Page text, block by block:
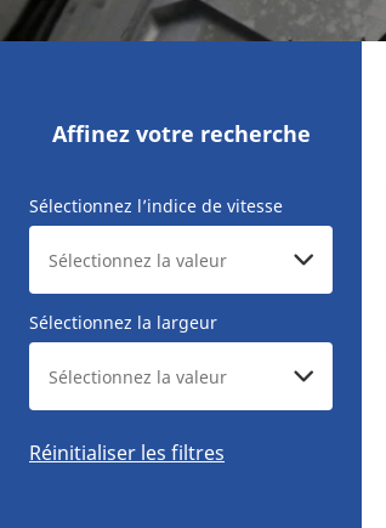
Affinez votre recherche
Sélectionnez l’indice de vitesse
Sélectionnez la largeur
Réinitialiser les filtres